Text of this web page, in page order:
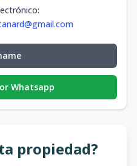
:
Whatsapp
propiedad?